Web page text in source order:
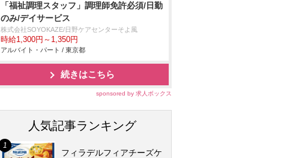
「福祉調理スタッフ」調理師免許必須/日勤
のみ/デイサービス
株式会社SOYOKAZE/日野ケアセンターそよ風
時給1,300円～1,350円
アルバイト・パート / 東京都
続きはこちら
sponsored by 求人ボックス
人気記事ランキング
フィラデルフィアチーズケ